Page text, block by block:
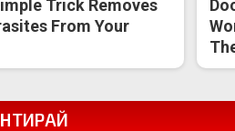
Trick Removes
From Your